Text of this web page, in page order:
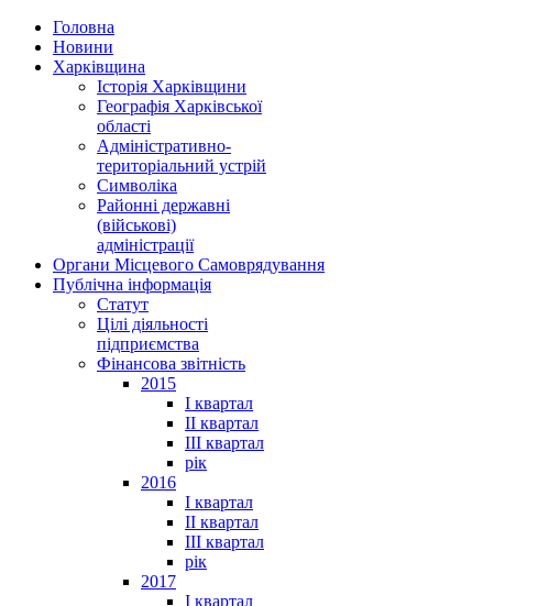
Головна
Новини
Харківщина
Історія Харківщини
Географія Харківської
області
Адміністративно-
територіальний устрій
Символіка
Районні державні
(військові)
адміністрації
Органи Місцевого Самоврядування
Публічна інформація
Статут
Цілі діяльності
підприємства
Фінансова звітність
2015
I квартал
II квартал
III квартал
рік
2016
I квартал
II квартал
III квартал
рік
2017
I квартал